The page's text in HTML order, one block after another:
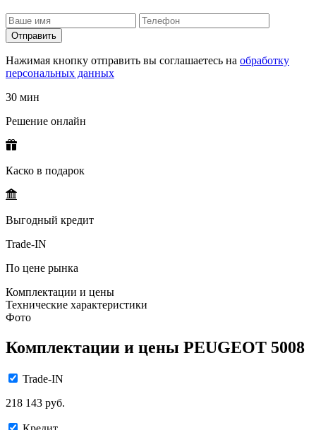
Отправить
Нажимая кнопку отправить вы соглашаетесь на обработку
персональных данных
30 мин
Решение онлайн
Каско в подарок
Выгодный кредит
Trade-IN
По цене рынка
Комплектации и цены
Технические характеристики
Фото
Комплектации и цены PEUGEOT 5008
Trade-IN
218 143 руб.